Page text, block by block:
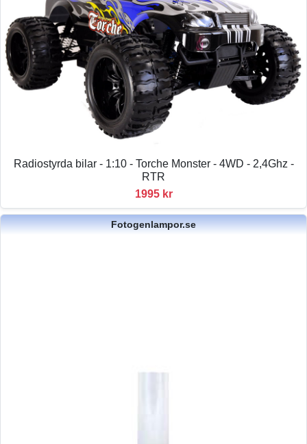
Radiostyrda bilar - 1:10 - Torche Monster - 4WD - 2,4Ghz -
RTR
1995 kr
Fotogenlampor.se